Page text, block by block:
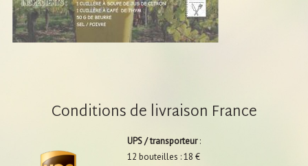
Conditions de livraison France
UPS / transporteur:
12 bouteilles : 18 €